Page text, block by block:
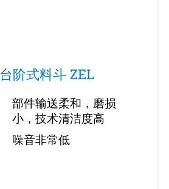
台阶式料斗 ZEL
部件输送柔和，磨损
小，技术清洁度高
噪音非常低